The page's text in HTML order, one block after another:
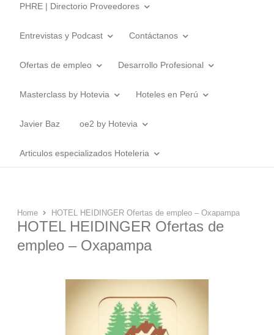
PHRE | Directorio Proveedores
Entrevistas y Podcast Contáctanos
Ofertas de empleo Desarrollo Profesional
Masterclass by Hotevia Hoteles en Perú
Javier Baz oe2 by Hotevia
Articulos especializados Hoteleria
Home HOTEL HEIDINGER Ofertas de empleo – Oxapampa
HOTEL HEIDINGER Ofertas de
empleo – Oxapampa